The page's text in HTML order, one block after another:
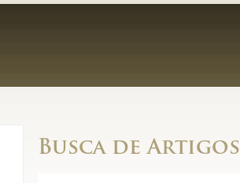
Busca de Artigos